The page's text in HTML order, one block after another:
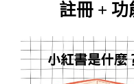
註冊 +